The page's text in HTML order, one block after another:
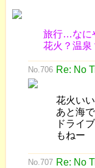
旅行…なに
花火？温泉
No.706 Re: No
花火い
あと海
ドライ
もねー
No.707 Re: No